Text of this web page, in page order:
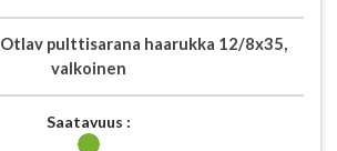
Otlav pulttisarana haarukka 12/8x35,
valkoinen
Saatavuus :